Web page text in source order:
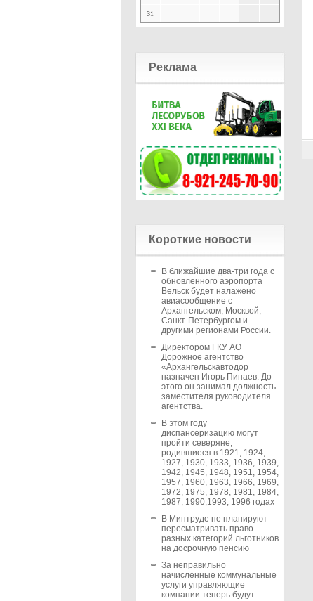
31
Реклама
Короткие новости
В ближайшие два-три года с
обновленного аэропорта
Вельск будет налажено
авиасообщение с
Архангельском, Москвой,
Санкт-Петербургом и
другими регионами России.
Директором ГКУ АО
Дорожное агентство
«Архангельскавтодор
назначен Игорь Пинаев. До
этого он занимал должность
заместителя руководителя
агентства.
В этом году
диспансеризацию могут
пройти северяне,
родившиеся в 1921, 1924,
1927, 1930, 1933, 1936, 1939,
1942, 1945, 1948, 1951, 1954,
1957, 1960, 1963, 1966, 1969,
1972, 1975, 1978, 1981, 1984,
1987, 1990,1993, 1996 годах
В Минтруде не планируют
пересматривать право
разных категорий льготников
на досрочную пенсию
За неправильно
начисленные коммунальные
услуги управляющие
компании теперь будут